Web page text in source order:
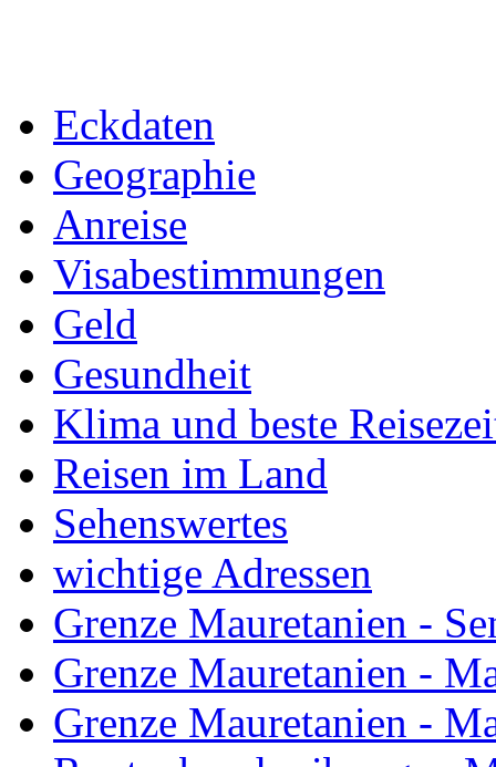
Eckdaten
Geographie
Anreise
Visabestimmungen
Geld
Gesundheit
Klima und beste
Reisen im Land
Sehenswertes
wichtige Adressen
Grenze Mauretanien -
Grenze Mauretanien -
Grenze Mauretanien -